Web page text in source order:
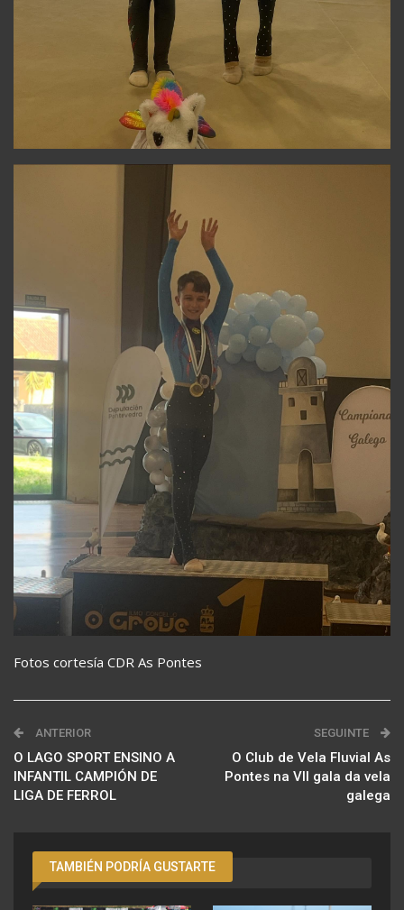
Fotos cortesía CDR As Pontes
ANTERIOR
O LAGO SPORT ENSINO A
INFANTIL CAMPIÓN DE
LIGA DE FERROL
SEGUINTE
O Club de Vela Fluvial As
Pontes na VII gala da vela
galega
TAMBIÉN PODRÍA GUSTARTE